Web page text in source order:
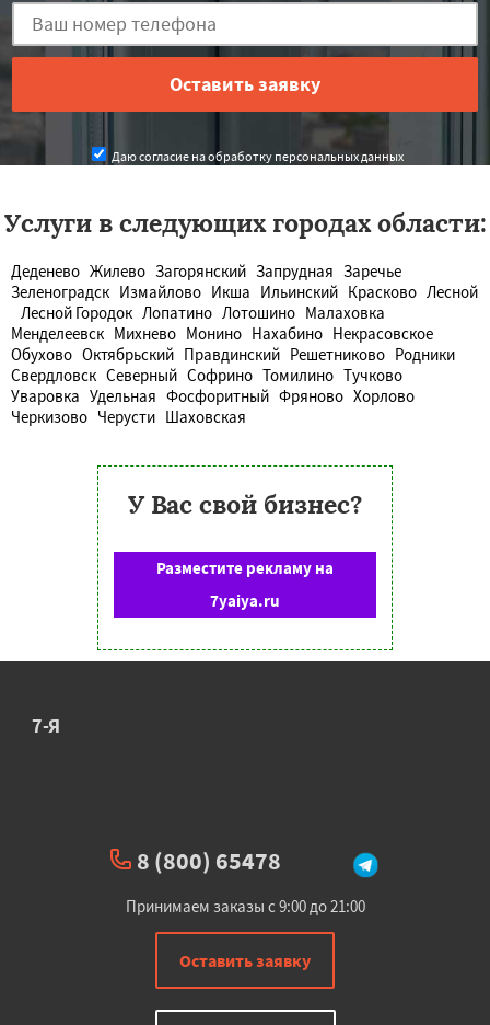
Даю согласие на обработку персональных данных
Услуги в следующих городах области:
Деденево Жилево Загорянский Запрудная Заречье
Зеленоградск Измайлово Икша Ильинский Красково Лесной
Лесной Городок Лопатино Лотошино Малаховка
Менделеевск Михнево Монино Нахабино Некрасовское
Обухово Октябрьский Правдинский Решетниково Родники
Свердловск Северный Софрино Томилино Тучково
Уваровка Удельная Фосфоритный Фряново Хорлово
Черкизово Черусти Шаховская
У Вас свой бизнес?
Разместите рекламу на
7yaiya.ru
7-Я
8 (800) 65478
Принимаем заказы с 9:00 до 21:00
Оставить заявку